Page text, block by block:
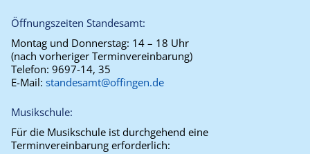
Öffnungszeiten Standesamt:
Montag und Donnerstag: 14 – 18 Uhr
(nach vorheriger Terminvereinbarung)
Telefon: 9697-14, 35
E-Mail: standesamt@offingen.de
Musikschule:
Für die Musikschule ist durchgehend eine
Terminvereinbarung erforderlich: